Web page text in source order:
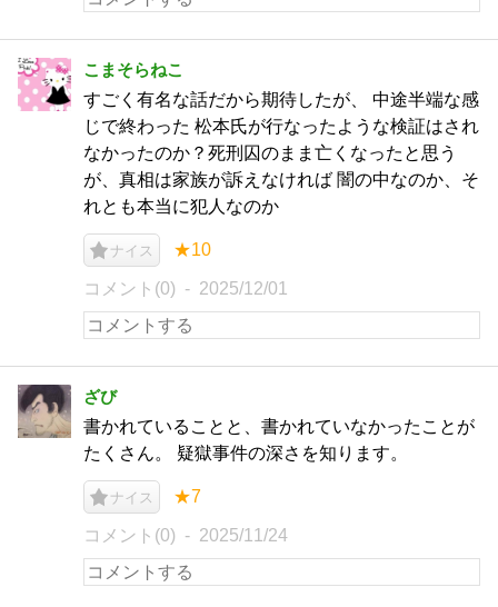
こまそらねこ
すごく有名な話だから期待したが、 中途半端な感
じで終わった 松本氏が行なったような検証はされ
なかったのか？死刑囚のまま亡くなったと思う
が、真相は家族が訴えなければ 闇の中なのか、そ
れとも本当に犯人なのか
ナイス ★10
コメント(0) 2025/12/01
ざび
書かれていることと、書かれていなかったことが
たくさん。 疑獄事件の深さを知ります。
ナイス ★7
コメント(0) 2025/11/24